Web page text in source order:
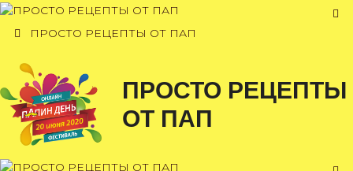
Перейти
ПРОСТО РЕЦЕПТЫ ОТ ПАП
ПРОСТО РЕЦЕПТЫ
ОТ ПАП